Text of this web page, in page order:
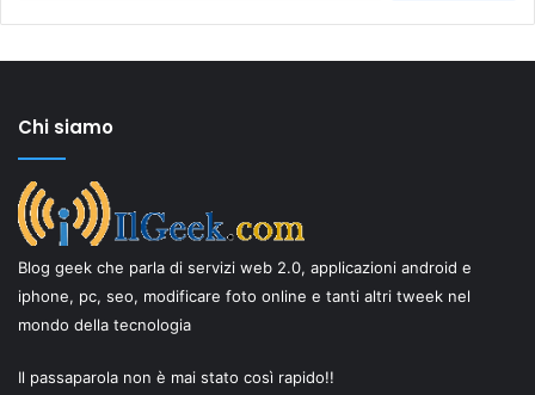
Chi siamo
Blog geek che parla di servizi web 2.0, applicazioni android e
iphone, pc, seo, modificare foto online e tanti altri tweek nel
mondo della tecnologia
Il passaparola non è mai stato così rapido!!